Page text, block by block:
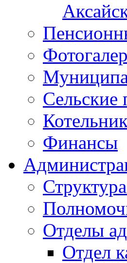
Сельские
Финансы
Отделы
Отдел